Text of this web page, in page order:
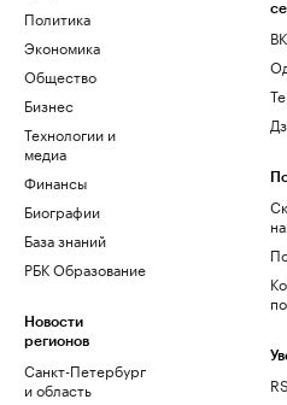
Политика
Экономика
Общество
Бизнес
Технологии и
медиа
Финансы
Биографии
База знаний
РБК Образование
Новости
регионов
Санкт-Петербург
и область